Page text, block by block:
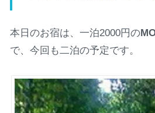
本日のお宿は、一泊2000円の
で、今回も二泊の予定です。